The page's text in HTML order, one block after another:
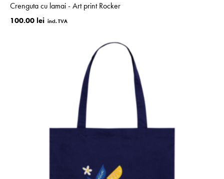
Crenguta cu lamai - Art print Rocker
100.00 lei